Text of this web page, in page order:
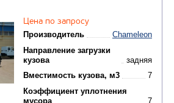
С ЗАДНЕЙ ЗАГРУЗКОЙ
МТБ-16. НА ШАССИ